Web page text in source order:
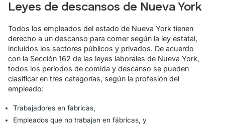
Leyes de descansos de Nueva York
Todos los empleados del estado de Nueva York tienen
derecho a un descanso para comer según la ley estatal,
incluidos los sectores públicos y privados. De acuerdo
con la Sección 162 de las leyes laborales de Nueva York,
todos los períodos de comida y descanso se pueden
clasificar en tres categorías, según la profesión del
empleado:
Trabajadores en fábricas,
Empleados que no trabajan en fábricas, y